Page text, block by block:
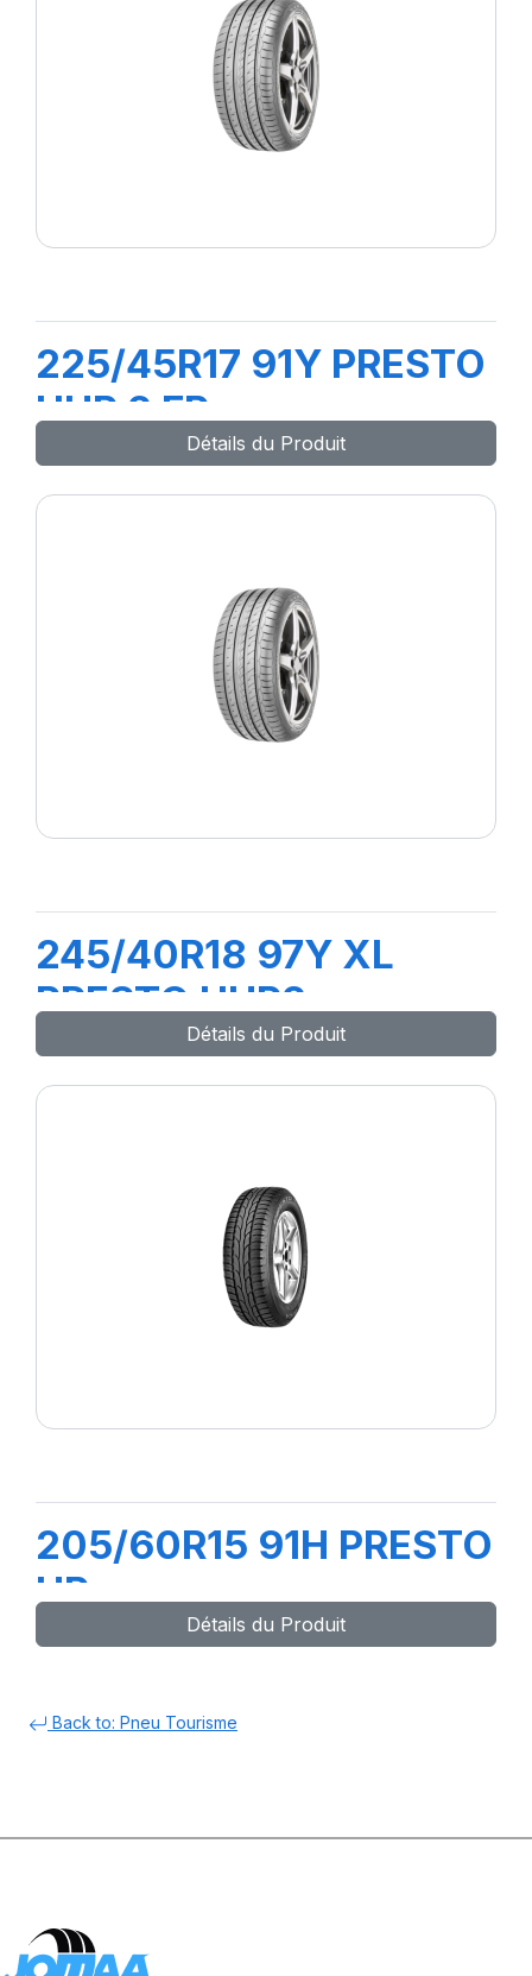
225/45R17 91Y PRESTO
UHP 2 FP
Détails du Produit
245/40R18 97Y XL
PRESTO UHP2
Détails du Produit
205/60R15 91H PRESTO
HP
Détails du Produit
Back to: Pneu Tourisme